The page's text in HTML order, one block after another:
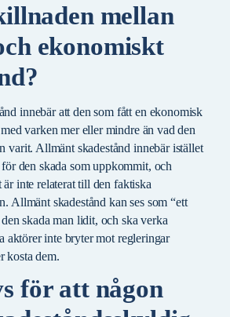
mellan
ekonomiskt
innebär att den som fått en ekonomisk
varken mer eller mindre än vad den
varit. Allmänt skadestånd innebär istället
den skada som uppkommit, och
är inte relaterat till den faktiska
Allmänt skadestånd kan ses som “ett
skada man lidit, och ska verka
aktörer inte bryter mot regleringar
kosta dem.
för att någon